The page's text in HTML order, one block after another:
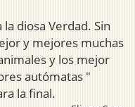
diosa Verdad. Sin
y mejores muchas
y los mejor
autómatas "
la final.